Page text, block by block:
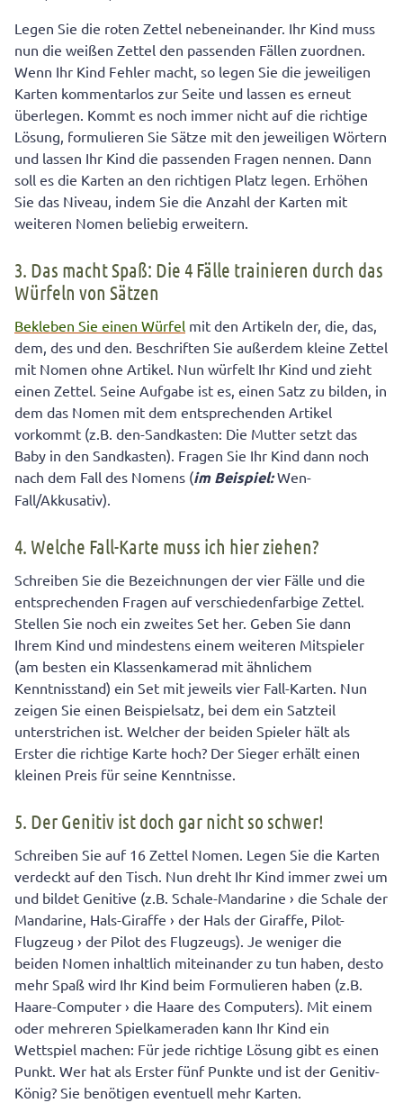
Legen Sie die roten Zettel nebeneinander. Ihr Kind muss
nun die weißen Zettel den passenden Fällen zuordnen.
Wenn Ihr Kind Fehler macht, so legen Sie die jeweiligen
Karten kommentarlos zur Seite und lassen es erneut
überlegen. Kommt es noch immer nicht auf die richtige
Lösung, formulieren Sie Sätze mit den jeweiligen Wörtern
und lassen Ihr Kind die passenden Fragen nennen. Dann
soll es die Karten an den richtigen Platz legen. Erhöhen
Sie das Niveau, indem Sie die Anzahl der Karten mit
weiteren Nomen beliebig erweitern.
3. Das macht Spaß: Die 4 Fälle trainieren durch das
Würfeln von Sätzen
Bekleben Sie einen Würfel mit den Artikeln der, die, das,
dem, des und den. Beschriften Sie außerdem kleine Zettel
mit Nomen ohne Artikel. Nun würfelt Ihr Kind und zieht
einen Zettel. Seine Aufgabe ist es, einen Satz zu bilden, in
dem das Nomen mit dem entsprechenden Artikel
vorkommt (z.B. den-Sandkasten: Die Mutter setzt das
Baby in den Sandkasten). Fragen Sie Ihr Kind dann noch
nach dem Fall des Nomens (im Beispiel:Wen-
Fall/Akkusativ).
4. Welche Fall-Karte muss ich hier ziehen?
Schreiben Sie die Bezeichnungen der vier Fälle und die
entsprechenden Fragen auf verschiedenfarbige Zettel.
Stellen Sie noch ein zweites Set her. Geben Sie dann
Ihrem Kind und mindestens einem weiteren Mitspieler
(am besten ein Klassenkamerad mit ähnlichem
Kenntnisstand) ein Set mit jeweils vier Fall-Karten. Nun
zeigen Sie einen Beispielsatz, bei dem ein Satzteil
unterstrichen ist. Welcher der beiden Spieler hält als
Erster die richtige Karte hoch? Der Sieger erhält einen
kleinen Preis für seine Kenntnisse.
5. Der Genitiv ist doch gar nicht so schwer!
Schreiben Sie auf 16 Zettel Nomen. Legen Sie die Karten
verdeckt auf den Tisch. Nun dreht Ihr Kind immer zwei um
und bildet Genitive (z.B. Schale-Mandarine › die Schale der
Mandarine, Hals-Giraffe › der Hals der Giraffe, Pilot-
Flugzeug › der Pilot des Flugzeugs). Je weniger die
beiden Nomen inhaltlich miteinander zu tun haben, desto
mehr Spaß wird Ihr Kind beim Formulieren haben (z.B.
Haare-Computer › die Haare des Computers). Mit einem
oder mehreren Spielkameraden kann Ihr Kind ein
Wettspiel machen: Für jede richtige Lösung gibt es einen
Punkt. Wer hat als Erster fünf Punkte und ist der Genitiv-
König? Sie benötigen eventuell mehr Karten.